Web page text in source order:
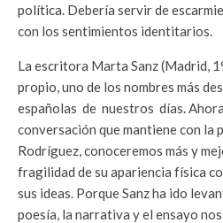
política. Debería servir de
con los sentimientos identitarios.
La escritora Marta Sanz (Madrid,
propio, uno de los nombres más
españolas de nuestros días.
conversación que mantiene con la
Rodríguez, conoceremos más y
fragilidad de su apariencia física
sus ideas. Porque Sanz ha ido
poesía, la narrativa y el ensayo